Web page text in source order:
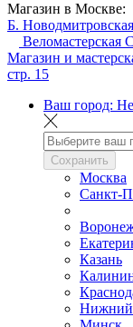
Магазин в Москве:
Б.
Веломастерская
Магазин и
стр. 15
Ваш город:
Сохранить
Москва
Санкт-
Казань
Нижний